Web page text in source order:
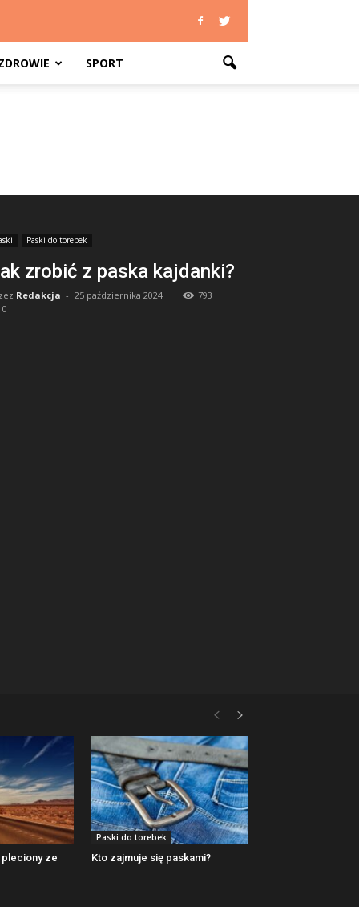
SPORT
Paski do torebek
zrobić z paska kajdanki?
Redakcja - 25 października 2024
793
0
ze
Paski do torebek
Kto zajmuje się paskami?